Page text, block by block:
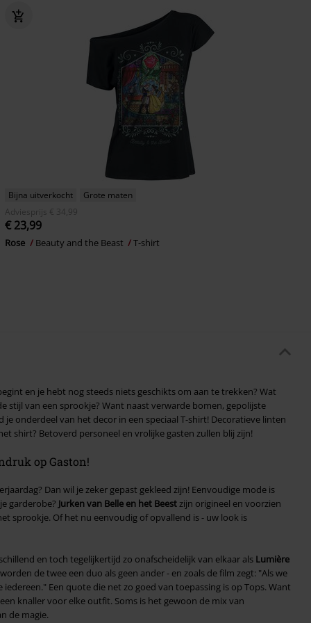
Bijna uitverkocht
Grote maten
Adviesprijs
€ 34,99
€ 23,99
Rose Beauty and the Beast T-shirt
en je hebt nog steeds niets geschikts om aan te trekken? Wat
stijl van een sprookje? Want naast verwarde bomen, gepolijste
onderdeel van het decor in een speciaal T-shirt! Decoratieve linten
shirt? Betoverd personeel en vrolijke gasten zullen blij zijn!
op Gaston!
Dan wil je zeker gepast gekleed zijn! Eenvoudige mode is
garderobe? Jurken van Belle en het Beestzijn origineel en voorzien
sprookje. Of het nu eenvoudig of opvallend is - uw look is
en toch tegelijkertijd zo onafscheidelijk van elkaar als Lumière
de twee een duo als geen ander - en zoals de film zegt: "Als we
Een quote die net zo goed van toepassing is op Tops. Want
knaller voor elke outfit. Soms is het gewoon de mix van
de magie.